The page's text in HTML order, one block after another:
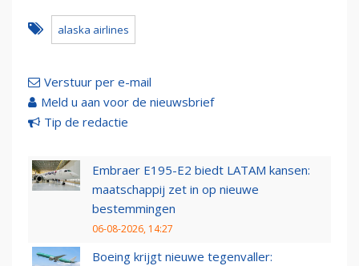
alaska airlines
Verstuur per e-mail
Meld u aan voor de nieuwsbrief
Tip de redactie
Embraer E195-E2 biedt LATAM kansen:
maatschappij zet in op nieuwe
bestemmingen
06-08-2026, 14:27
Boeing krijgt nieuwe tegenvaller: